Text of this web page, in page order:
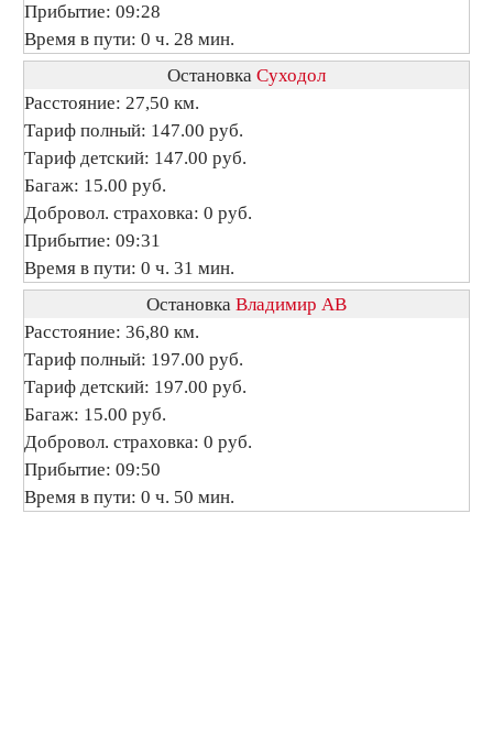
Прибытие: 09:28
Время в пути: 0 ч. 28 мин.
Остановка Суходол
Расстояние: 27,50 км.
Тариф полный: 147.00 руб.
Тариф детский: 147.00 руб.
Багаж: 15.00 руб.
Добровол. страховка: 0 руб.
Прибытие: 09:31
Время в пути: 0 ч. 31 мин.
Остановка Владимир АВ
Расстояние: 36,80 км.
Тариф полный: 197.00 руб.
Тариф детский: 197.00 руб.
Багаж: 15.00 руб.
Добровол. страховка: 0 руб.
Прибытие: 09:50
Время в пути: 0 ч. 50 мин.